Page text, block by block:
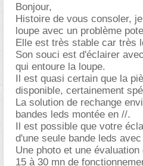
Bonjour,
Histoire de vous consoler,
loupe avec un problème
Elle est très stable car très
Son souci est d'éclairer
qui entoure la loupe.
Il est quasi certain que la
disponible, certainement
La solution de rechange
bandes leds montée en //.
Il est possible que votre
d'une seule bande leds
Une photo et une
15 à 30 mn de